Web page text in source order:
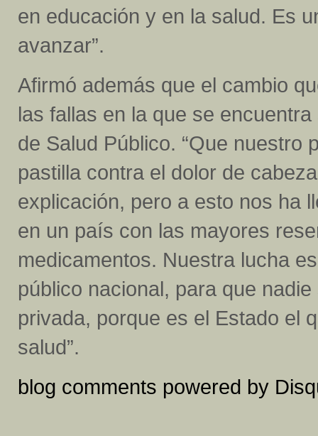
en educación y en la salud. Es
avanzar”.
Afirmó además que el cambio
las fallas en la que se
de Salud Público. “Que nuestro
pastilla contra el dolor de
explicación, pero a esto nos ha
en un país con las mayores
medicamentos. Nuestra lucha
público nacional, para que
privada, porque es el Estado el
salud”.
blog comments powered by